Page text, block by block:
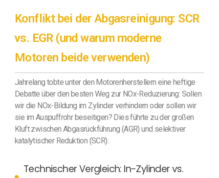
Konflikt bei der Abgasreinigung: SCR
vs. EGR (und warum moderne
Motoren beide verwenden)
Jahrelang tobte unter den Motorenherstellern eine heftige
Debatte über den besten Weg zur NOx-Reduzierung: Sollen
wir die NOx-Bildung im Zylinder verhindern oder sollen wir
sie im Auspuffrohr beseitigen? Dies führte zu der großen
Kluft zwischen Abgasrückführung (AGR) und selektiver
katalytischer Reduktion (SCR).
Technischer Vergleich: In-Zylinder vs.